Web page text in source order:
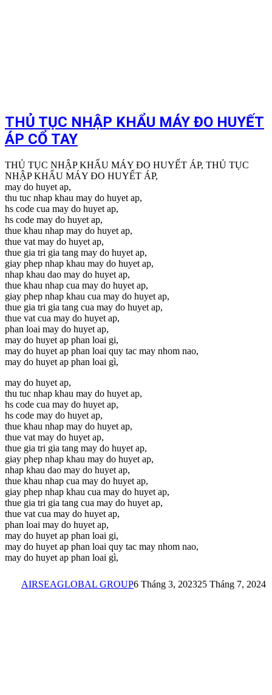
THỦ TỤC NHẬP KHẨU MÁY ĐO HUYẾT
ÁP CỔ TAY
THỦ TỤC NHẬP KHẨU MÁY ĐO HUYẾT ÁP, THỦ TỤC
NHẬP KHẨU MÁY ĐO HUYẾT ÁP,
may do huyet ap,
thu tuc nhap khau may do huyet ap,
hs code cua may do huyet ap,
hs code may do huyet ap,
thue khau nhap may do huyet ap,
thue vat may do huyet ap,
thue gia tri gia tang may do huyet ap,
giay phep nhap khau may do huyet ap,
nhap khau dao may do huyet ap,
thue khau nhap cua may do huyet ap,
giay phep nhap khau cua may do huyet ap,
thue gia tri gia tang cua may do huyet ap,
thue vat cua may do huyet ap,
phan loai may do huyet ap,
may do huyet ap phan loai gi,
may do huyet ap phan loai quy tac may nhom nao,
may do huyet ap phan loai gì,
may do huyet ap,
thu tuc nhap khau may do huyet ap,
hs code cua may do huyet ap,
hs code may do huyet ap,
thue khau nhap may do huyet ap,
thue vat may do huyet ap,
thue gia tri gia tang may do huyet ap,
giay phep nhap khau may do huyet ap,
nhap khau dao may do huyet ap,
thue khau nhap cua may do huyet ap,
giay phep nhap khau cua may do huyet ap,
thue gia tri gia tang cua may do huyet ap,
thue vat cua may do huyet ap,
phan loai may do huyet ap,
may do huyet ap phan loai gi,
may do huyet ap phan loai quy tac may nhom nao,
may do huyet ap phan loai gì,
AIRSEAGLOBAL GROUP6 Tháng 3, 202325 Tháng 7, 2024